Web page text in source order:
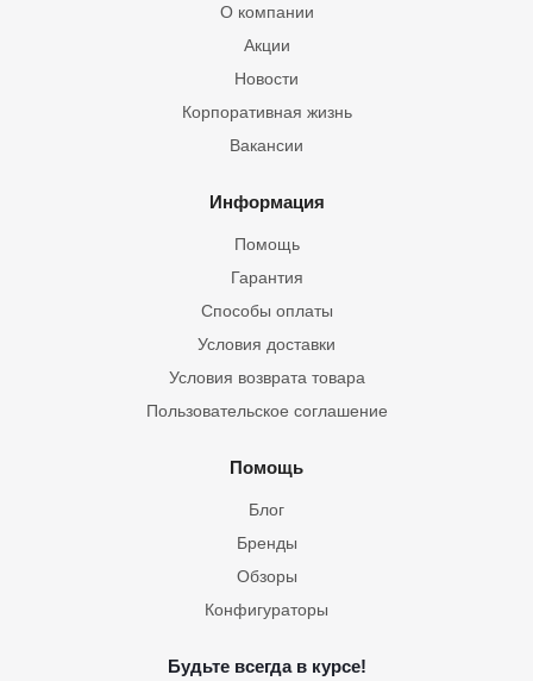
О компании
Акции
Новости
Корпоративная жизнь
Вакансии
Информация
Помощь
Гарантия
Способы оплаты
Условия доставки
Условия возврата товара
Пользовательское соглашение
Помощь
Блог
Бренды
Обзоры
Конфигураторы
Будьте всегда в курсе!